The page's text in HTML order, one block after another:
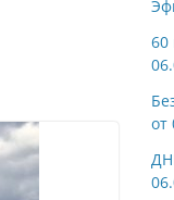
60
от